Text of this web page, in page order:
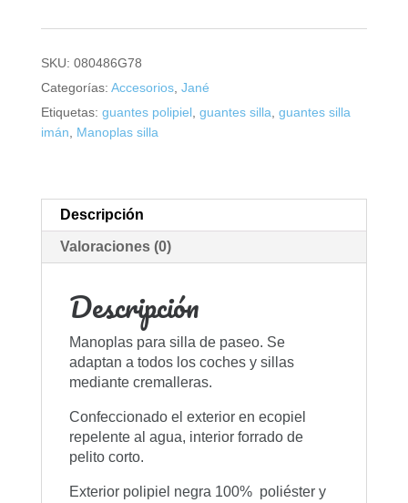
SKU: 080486G78
Categorías: Accesorios, Jané
Etiquetas: guantes polipiel, guantes silla guantes silla
imán
Manoplas silla
Descripción
Valoraciones (0)
Descripción
Manoplas para silla de paseo. Se
adaptan a todos los coches y sillas
mediante cremalleras.
Confeccionado el exterior en ecopiel
repelente al agua, interior forrado de
pelito corto.
Exterior polipiel negra 100% poliéster y